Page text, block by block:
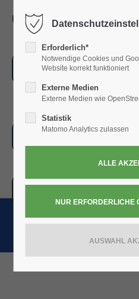
ZUR
Erforderlich*
Notwendige Cookies und
Website korrekt funktioniert
Externe Medien
Externe Medien wie
Statistik
Matomo Analytics zulassen